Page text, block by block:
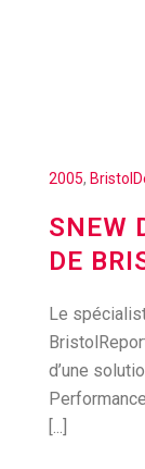
2005,
SNEW
DE
Le
d’une
[...]